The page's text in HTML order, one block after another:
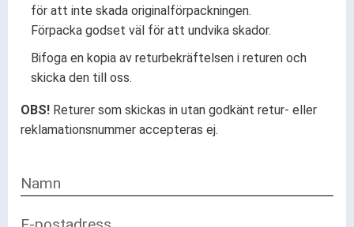
för att inte skada originalförpackningen.
Förpacka godset väl för att undvika skador.
Bifoga en kopia av returbekräftelsen i returen och
skicka den till oss.
OBS! Returer som skickas in utan godkänt retur- eller
reklamationsnummer accepteras ej.